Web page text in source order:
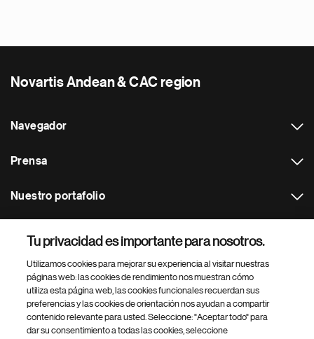
Novartis Andean & CAC region
Navegador
Prensa
Nuestro portafolio
Footer Site Search
Tu privacidad es importante para nosotros.
Utilizamos cookies para mejorar su experiencia al visitar nuestras
páginas web: las cookies de rendimiento nos muestran cómo
utiliza esta página web, las cookies funcionales recuerdan sus
preferencias y las cookies de orientación nos ayudan a compartir
contenido relevante para usted. Seleccione: "Aceptar todo" para
dar su consentimiento a todas las cookies, seleccione